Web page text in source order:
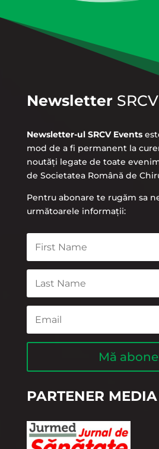
Newsletter
Newsletter-ul SRCV Events
mod de a fi permanent la
noutăți legate de toate
de Societatea Română de
Pentru abonare te rugăm sa
următoarele informații:
Mă
PARTENER MEDIA